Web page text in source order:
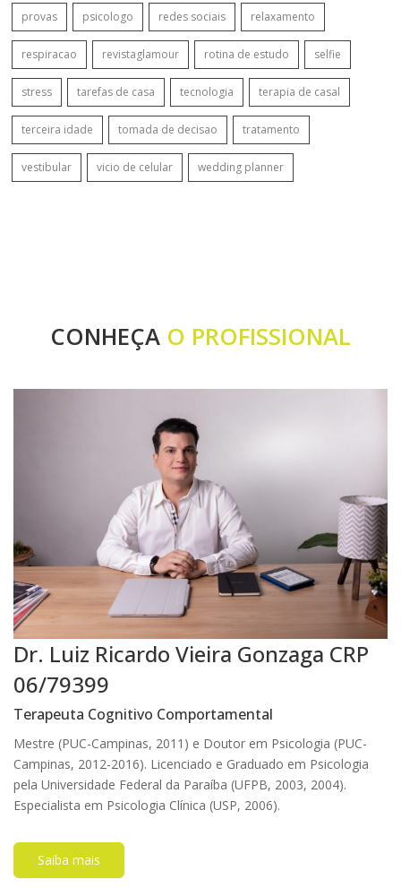
provas psicologo redes sociais relaxamento
respiracao revistaglamour rotina de estudo selfie
stress tarefas de casa tecnologia terapia de casal
terceira idade tomada de decisao tratamento
vestibular vicio de celular wedding planner
CONHEÇA O PROFISSIONAL
Dr. Luiz Ricardo Vieira Gonzaga CRP
06/79399
Terapeuta Cognitivo Comportamental
Mestre (PUC-Campinas, 2011) e Doutor em Psicologia (PUC-
Campinas, 2012-2016). Licenciado e Graduado em Psicologia
pela Universidade Federal da Paraíba (UFPB, 2003, 2004).
Especialista em Psicologia Clínica (USP, 2006).
Saiba mais